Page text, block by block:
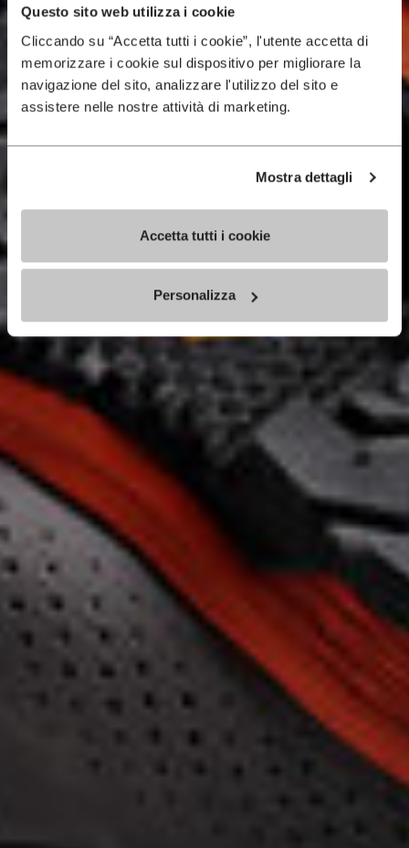
Questo sito web utilizza i cookie
Cliccando su “Accetta tutti i cookie”, l'utente accetta di
memorizzare i cookie sul dispositivo per migliorare la
navigazione del sito, analizzare l'utilizzo del sito e
assistere nelle nostre attività di marketing.
Mostra dettagli
Accetta tutti i cookie
Personalizza